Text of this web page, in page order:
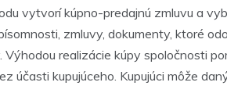
vytvorí kúpno-predajnú zmluvu a
zmluvy, dokumenty, ktoré
realizácie kúpy spoločnosti
účasti kupujúceho. Kupujúci môže